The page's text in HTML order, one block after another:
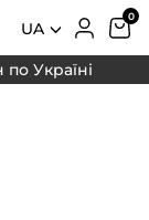
UA
Україні